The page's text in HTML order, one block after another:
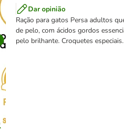
Dar opinião
Ração para gatos Persa adultos
de pelo, com ácidos gordos
pelo brilhante. Croquetes especiais.